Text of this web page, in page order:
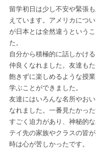
留学初日は少し不安や緊張
えています。アメリカにつ
が日本とは全然違うという
た。
自分から積極的に話しかけ
仲良くなれました。友達も
飽きずに楽しめるような授
学ぶことができました。
友達にはいろんな名所やお
なれました。一番見たかっ
すごく迫力があり、神秘的
テイ先の家族やクラスの皆
時は心が苦しかったです。